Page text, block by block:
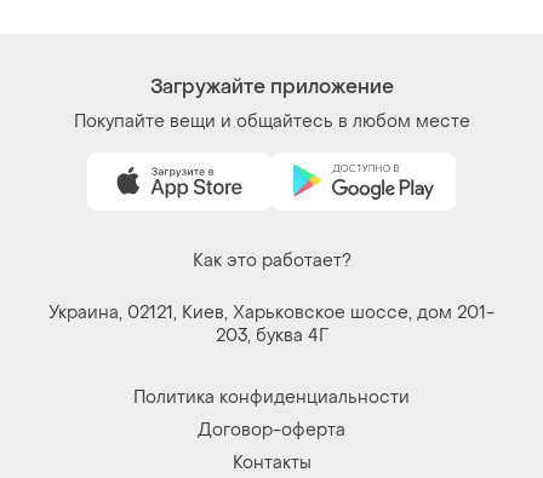
Загружайте приложение
Покупайте вещи и общайтесь в любом месте
Как это работает?
Украина, 02121, Киев, Харьковское шоссе, дом 201-
203, буква 4Г
Политика конфиденциальности
Договор-оферта
Контакты